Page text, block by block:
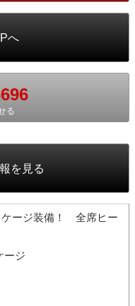
る
を見る
ケージ装備！ 全席ヒー
ージ